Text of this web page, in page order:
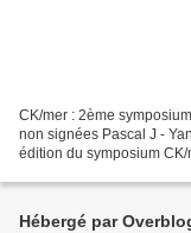
CK/mer : 2ème
non signées Pascal J -
édition du symposium
Hébergé par